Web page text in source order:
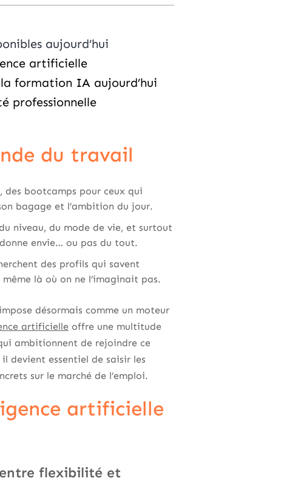
aujourd’hui
artificielle
formation IA aujourd’hui
professionnelle
du travail
des bootcamps pour ceux qui
bagage et l’ambition du jour.
niveau, du mode de vie, et surtout
envie… ou pas du tout.
des profils qui savent
là où on ne l’imaginait pas.
désormais comme un moteur
artificielle offre une multitude
ambitionnent de rejoindre ce
devient essentiel de saisir les
sur le marché de l’emploi.
artificielle
flexibilité et